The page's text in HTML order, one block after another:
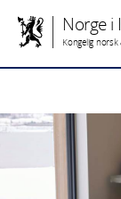
Norge i
Kongelig norsk